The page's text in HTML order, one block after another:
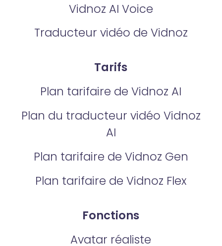
Vidnoz AI Voice
Traducteur vidéo de Vidnoz
Tarifs
Plan tarifaire de Vidnoz AI
Plan du traducteur vidéo Vidnoz
AI
Plan tarifaire de Vidnoz Gen
Plan tarifaire de Vidnoz Flex
Fonctions
Avatar réaliste